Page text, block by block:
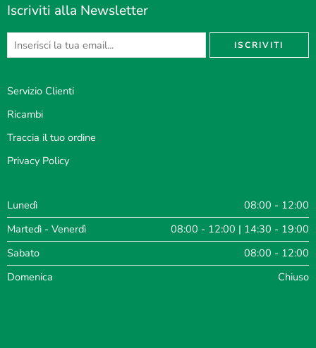
Iscriviti alla Newsletter
Servizio Clienti
Ricambi
Traccia il tuo ordine
Privacy Policy
Lunedì
08:00 - 12:00
Martedì - Venerdì
08:00 - 12:00 | 14:30 - 19:00
Sabato
08:00 - 12:00
Domenica
Chiuso